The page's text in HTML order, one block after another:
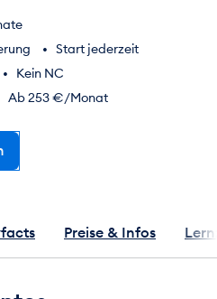
Start jederzeit
Kein NC
Ab 253 €/Monat
Preise & Infos